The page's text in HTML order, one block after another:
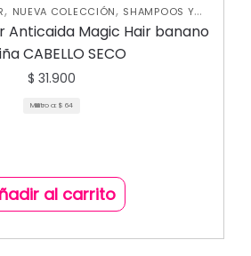
, NUEVA COLECCIÓN, SHAMPOOS Y
, TRATAMIENTOS CAPILARES
UNCATEGORIZED
Anticaida Magic Hair banano
CABELLO SECO
$ 31.900
Mililitro a: $ 64
al carrito